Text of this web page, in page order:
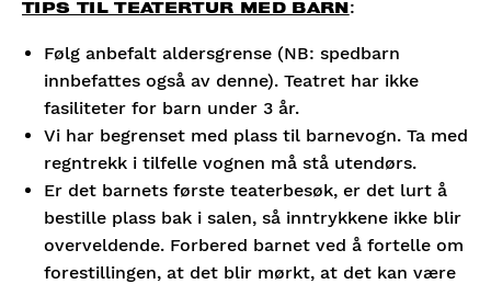
TIPS TIL TEATERTUR MED BARN:
Følg anbefalt aldersgrense (NB: spedbarn
innbefattes også av denne). Teatret har ikke
fasiliteter for barn under 3 år.
Vi har begrenset med plass til barnevogn. Ta med
regntrekk i tilfelle vognen må stå utendørs.
Er det barnets første teaterbesøk, er det lurt å
bestille plass bak i salen, så inntrykkene ikke blir
overveldende. Forbered barnet ved å fortelle om
forestillingen, at det blir mørkt, at det kan være